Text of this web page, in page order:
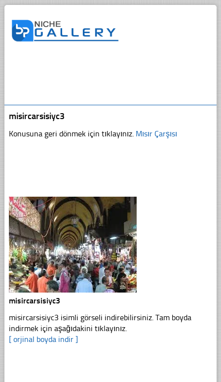
misircarsisiyc3
Konusuna geri dönmek için tıklayınız. Mısır Çarşısı
misircarsisiyc3
misircarsisiyc3 isimli görseli indirebilirsiniz. Tam boyda
indirmek için aşağıdakini tıklayınız.
[ orjinal boyda indir ]